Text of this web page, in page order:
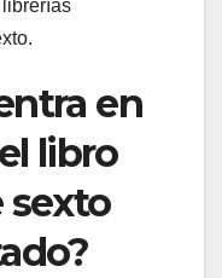
en
libro
sexto